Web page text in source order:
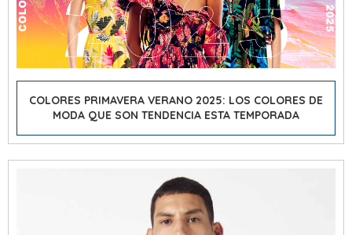
COLORES PRIMAVERA VERANO 2025: LOS COLORES DE
MODA QUE SON TENDENCIA ESTA TEMPORADA